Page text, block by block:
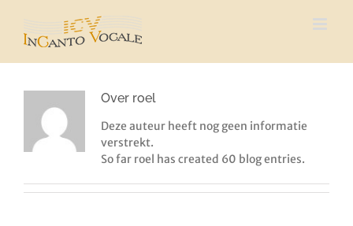
inhoud
Over roel
Deze auteur heeft nog geen informatie
verstrekt.
So far roel has created 60 blog entries.